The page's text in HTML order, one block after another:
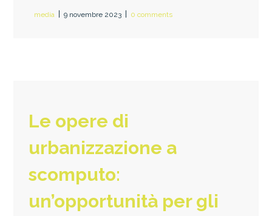
media 9 novembre 2023 0 comments
Le opere di
urbanizzazione a
scomputo:
un’opportunità per gli